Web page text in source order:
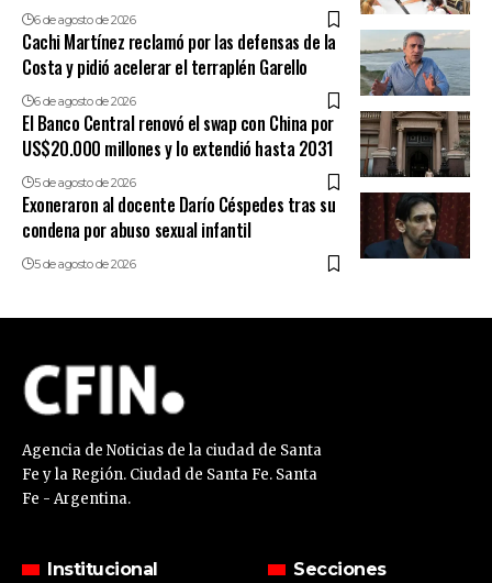
6 de agosto de 2026
Cachi Martínez reclamó por las defensas de la
Costa y pidió acelerar el terraplén Garello
6 de agosto de 2026
El Banco Central renovó el swap con China por
US$20.000 millones y lo extendió hasta 2031
5 de agosto de 2026
Exoneraron al docente Darío Céspedes tras su
condena por abuso sexual infantil
5 de agosto de 2026
Agencia de Noticias de la ciudad de Santa
Fe y la Región. Ciudad de Santa Fe. Santa
Fe - Argentina.
Institucional Secciones